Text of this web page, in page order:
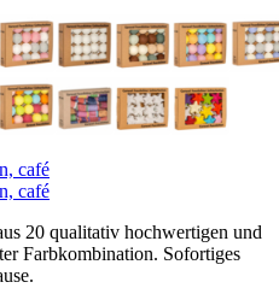
café
café
20 qualitativ hochwertigen und
Farbkombination. Sofortiges